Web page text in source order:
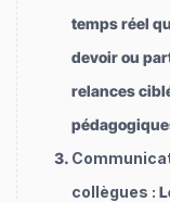
temps réel
devoir ou
relances
collègues :